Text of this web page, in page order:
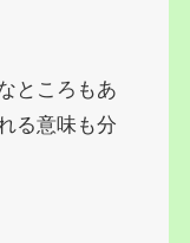
ところもあ
る意味も分